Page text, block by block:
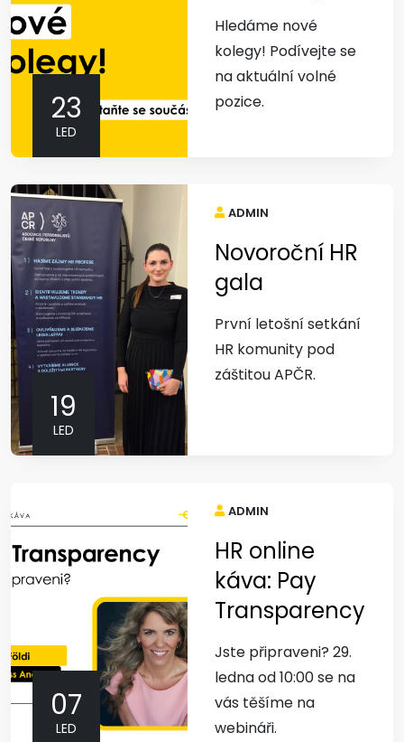
23
LED
Hledáme nové
kolegy! Podívejte se
na aktuální volné
pozice.
19
LED
ADMIN
Novoroční HR
gala
První letošní setkání
HR komunity pod
záštitou APČR.
07
LED
ADMIN
HR online
káva: Pay
Transparency
Jste připraveni? 29.
ledna od 10:00 se na
vás těšíme na
webináři.